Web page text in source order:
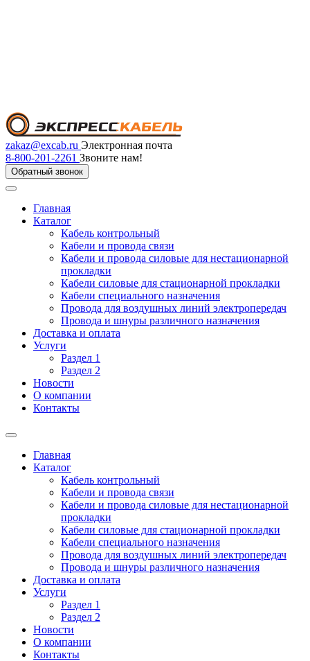
zakaz@excab.ru Электронная почта
8-800-201-2261 Звоните нам!
Обратный звонок
Главная
Каталог
Кабель контрольный
Кабели и провода связи
Кабели и провода силовые для нестационарной
прокладки
Кабели силовые для стационарной прокладки
Кабели специального назначения
Провода для воздушных линий электропередач
Провода и шнуры различного назначения
Доставка и оплата
Услуги
Раздел 1
Раздел 2
Новости
О компании
Контакты
Главная
Каталог
Кабель контрольный
Кабели и провода связи
Кабели и провода силовые для нестационарной
прокладки
Кабели силовые для стационарной прокладки
Кабели специального назначения
Провода для воздушных линий электропередач
Провода и шнуры различного назначения
Доставка и оплата
Услуги
Раздел 1
Раздел 2
Новости
О компании
Контакты